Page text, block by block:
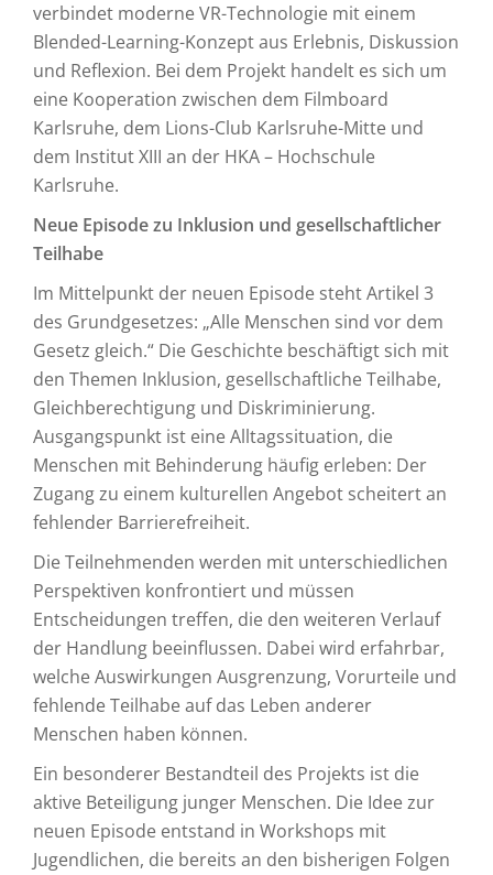
verbindet moderne VR-Technologie mit einem
Blended-Learning-Konzept aus Erlebnis, Diskussion
und Reflexion. Bei dem Projekt handelt es sich um
eine Kooperation zwischen dem Filmboard
Karlsruhe, dem Lions-Club Karlsruhe-Mitte und
dem Institut XIII an der HKA – Hochschule
Karlsruhe.
Neue Episode zu Inklusion und gesellschaftlicher
Teilhabe
Im Mittelpunkt der neuen Episode steht Artikel 3
des Grundgesetzes: „Alle Menschen sind vor dem
Gesetz gleich.“ Die Geschichte beschäftigt sich mit
den Themen Inklusion, gesellschaftliche Teilhabe,
Gleichberechtigung und Diskriminierung.
Ausgangspunkt ist eine Alltagssituation, die
Menschen mit Behinderung häufig erleben: Der
Zugang zu einem kulturellen Angebot scheitert an
fehlender Barrierefreiheit.
Die Teilnehmenden werden mit unterschiedlichen
Perspektiven konfrontiert und müssen
Entscheidungen treffen, die den weiteren Verlauf
der Handlung beeinflussen. Dabei wird erfahrbar,
welche Auswirkungen Ausgrenzung, Vorurteile und
fehlende Teilhabe auf das Leben anderer
Menschen haben können.
Ein besonderer Bestandteil des Projekts ist die
aktive Beteiligung junger Menschen. Die Idee zur
neuen Episode entstand in Workshops mit
Jugendlichen, die bereits an den bisherigen Folgen